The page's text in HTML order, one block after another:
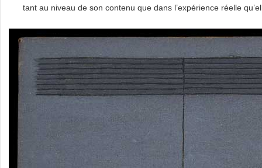
tant au niveau de son contenu que dans l’expérience réelle